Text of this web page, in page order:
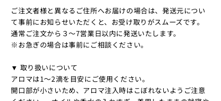
ご注文者様と異なるご住所へお届けの場合は、発送元につい
て事前にお知らせいただくと、お受け取りがスムーズです。
通常ご注文から３〜7営業日以内に発送いたします。
※お急ぎの場合は事前にご相談ください。
▼ 取り扱いについて
アロマは1～2滴を目安にご使用ください。
開口部が小さいため、アロマ注入時はこぼれないようご注意